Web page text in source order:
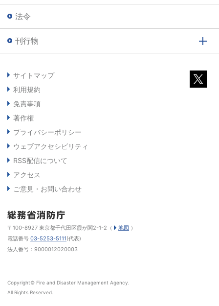
法令
刊行物
サイトマップ
利用規約
免責事項
著作権
プライバシーポリシー
ウェブアクセシビリティ
RSS配信について
アクセス
ご意見・お問い合わせ
〒100-8927 東京都千代田区霞が関2-1-2（ 地図 ）
電話番号 03-5253-5111(代表)
法人番号：9000012020003
Copyright© Fire and Disaster Management Agency.
All Rights Reserved.